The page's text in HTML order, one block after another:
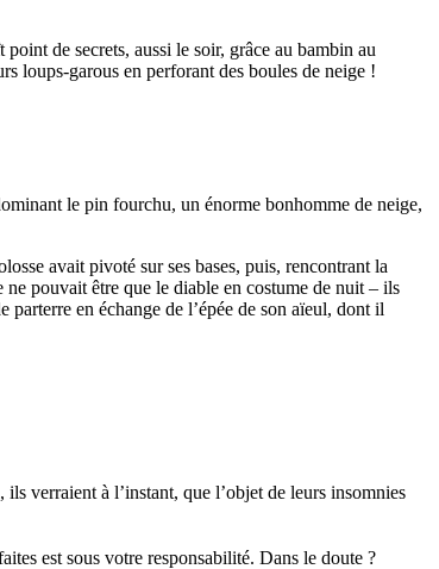
de secrets, aussi le soir, grâce au bambin au
loups-garous en perforant des boules de neige !
le pin fourchu, un énorme bonhomme de neige,
avait pivoté sur ses bases, puis, rencontrant la
pouvait être que le diable en costume de nuit – ils
en échange de l’épée de son aïeul, dont il
verraient à l’instant, que l’objet de leurs insomnies
est sous votre responsabilité. Dans le doute ?